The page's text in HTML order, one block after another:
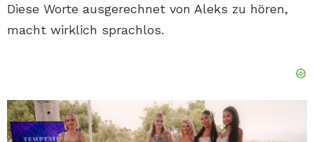
Diese Worte ausgerechnet von Aleks zu hören,
macht wirklich sprachlos.